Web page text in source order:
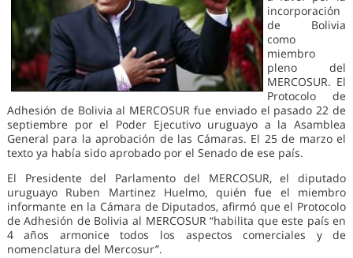
incorporación
de Bolivia
como
miembro
pleno del
MERCOSUR. El
Protocolo de
Adhesión de Bolivia al MERCOSUR fue enviado el pasado 22 de
septiembre por el Poder Ejecutivo uruguayo a la Asamblea
General para la aprobación de las Cámaras. El 25 de marzo el
texto ya había sido aprobado por el Senado de ese país.
El Presidente del Parlamento del MERCOSUR, el diputado
uruguayo Ruben Martinez Huelmo, quién fue el miembro
informante en la Cámara de Diputados, afirmó que el Protocolo
de Adhesión de Bolivia al MERCOSUR “habilita que este país en
4 años armonice todos los aspectos comerciales y de
nomenclatura del Mercosur”.